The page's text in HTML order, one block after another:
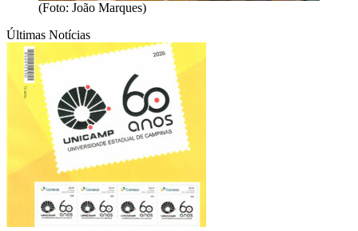
(Foto: João Marques)
Últimas Notícias